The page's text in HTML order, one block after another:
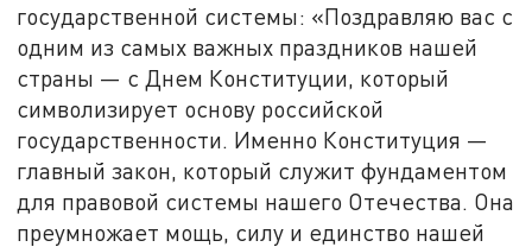
государственной системы: «Поздравляю вас с
одним из самых важных праздников нашей
страны — с Днем Конституции, который
символизирует основу российской
государственности. Именно Конституция —
главный закон, который служит фундаментом
для правовой системы нашего Отечества. Она
преумножает мощь, силу и единство нашей